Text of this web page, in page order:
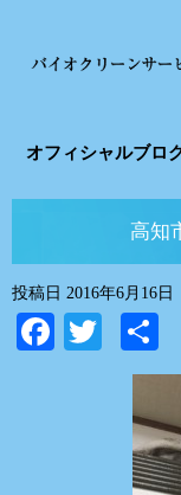
オフィシャルブロ
高知
投稿日 2016年6月16日
Facebook